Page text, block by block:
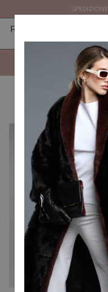
Ultimi capi disponibili in